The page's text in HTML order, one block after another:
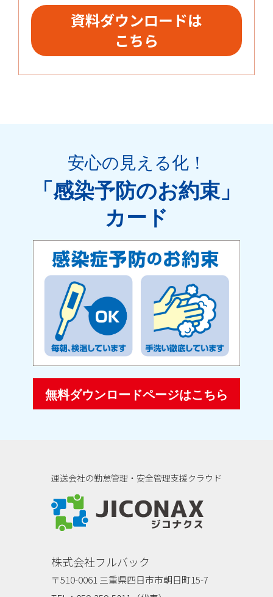
資料ダウンロードは
こちら
安心の見える化！
「感染予防のお約束」
カード
無料ダウンロードページはこちら
運送会社の勤怠管理・安全管理支援クラウド
株式会社フルバック
〒510-0061 三重県四日市市朝日町15-7